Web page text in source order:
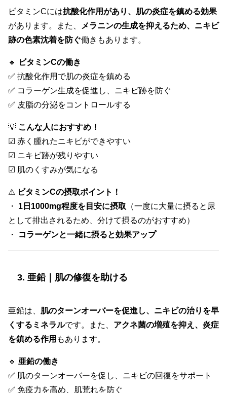
ビタミンCには抗酸化作用があり、肌の炎症を鎮める効果
があります。また、
メラニンの生成を抑えるため、ニキビ
跡の色素沈着を防ぐ働きもあります。
🔹
ビタミンCの働き
✅ 抗酸化作用で肌の炎症を鎮める
✅ コラーゲン生成を促進し、ニキビ跡を防ぐ
✅ 皮脂の分泌をコントロールする
💡 こんな人におすすめ！
☑ 赤く腫れたニキビができやすい
☑ ニキビ跡が残りやすい
☑ 肌のくすみが気になる
⚠ ビタミンCの摂取ポイント！
・ 1日1000mg程度を目安に摂取 （一度に大量に摂ると尿
として排出されるため、分けて摂るのがおすすめ）
・
コラーゲンと一緒に摂ると効果アップ
3. 亜鉛｜肌の修復を助ける
亜鉛は、 肌のターンオーバーを促進し、ニキビの治りを早
くするミネラルです。また、 アクネ菌の増殖を抑え、炎症
を鎮める作用 もあります。
🔹 亜鉛の働き
✅ 肌のターンオーバーを促し、ニキビの回復をサポート
✅ 免疫力を高め、肌荒れを防ぐ